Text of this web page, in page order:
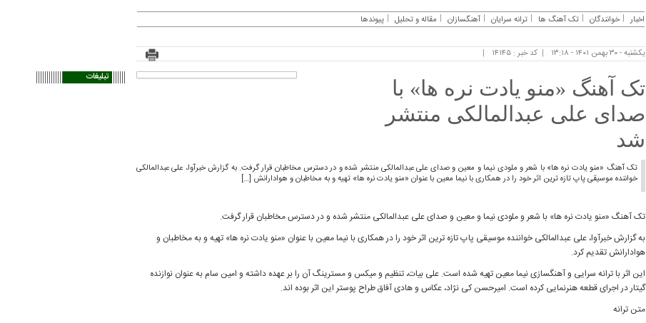
اخبار خوانندگان تک آهنگ ها ترانه سرایان آهنگسازان مقاله و تحلیل پیوندها
یکشنبه - ۳۰ بهمن ۱۴۰۱ - ۱۳:۱۸ کد خبر : ۱۴۱۴۵
تک آهنگ «منو یادت نره ها» با
صدای علی عبدالمالکی منتشر
شد
تک آهنگ «منو یادت نره ها» با شعر و ملودی نیما و معین و صدای علی عبدالمالکی منتشر شده و در دسترس مخاطبان قرار گرفت. به گزارش خبرآوا، علی عبدالمالکی
خواننده موسیقی پاپ تازه ترین اثر خود را در همکاری با نیما معین با عنوان «منو یادت نره ها» تهیه و به مخاطبان و هوادارانش […]
تک آهنگ «منو یادت نره ها» با شعر و ملودی نیما و معین و صدای علی عبدالمالکی منتشر شده و در دسترس مخاطبان قرار گرفت.
به گزارش خبرآوا، علی عبدالمالکی خواننده موسیقی پاپ تازه ترین اثر خود را در همکاری با نیما معین با عنوان «منو یادت نره ها» تهیه و به مخاطبان و
هوادارانش تقدیم کرد.
این اثر با ترانه سرایی و آهنگسازی نیما معین تهیه شده است. علی بیات، تنظیم و میکس و مسترینگ آن را بر عهده داشته و امین سام به عنوان نوازنده
گیتار در اجرای قطعه هنرنمایی کرده است. امیرحسن کی نژاد، عکاس و هادی آفاق طراح پوستر این اثر بوده اند.
متن ترانه
تبلیغات